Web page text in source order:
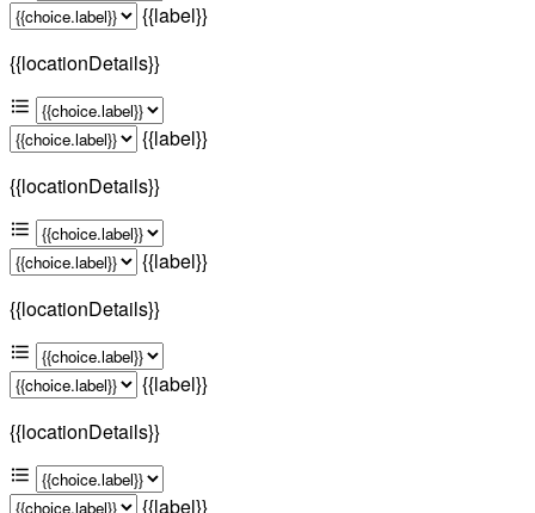
{{label}}
{{locationDetails}}
{{label}}
{{locationDetails}}
{{label}}
{{locationDetails}}
{{label}}
{{locationDetails}}
{{label}}